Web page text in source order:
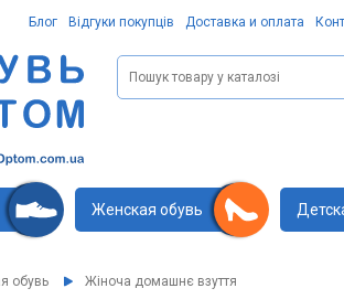
Блог Відгуки покупців Доставка и оплата
Женская обувь
обувь Жіноча домашнє взуття